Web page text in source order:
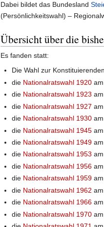
Dabei bildet das Bundesland
(Persönlichkeitswahl) –
Übersicht über die
Es fanden statt:
Die Wahl zur
die Nationalratswahl 1920 am
die Nationalratswahl 1923
die Nationalratswahl 1927 am
die Nationalratswahl 1930
die Nationalratswahl 1945 am
die Nationalratswahl 1949
die Nationalratswahl 1953
die Nationalratswahl 1956 am
die Nationalratswahl 1959 am
die Nationalratswahl 1962 am
die Nationalratswahl 1966
die Nationalratswahl 1970 am